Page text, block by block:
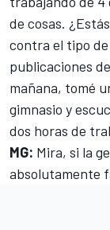
de cosas.
contra el tipo
publicaciones
mañana, tomé
gimnasio y
dos horas de
MG: Mira, si la
absolutamente